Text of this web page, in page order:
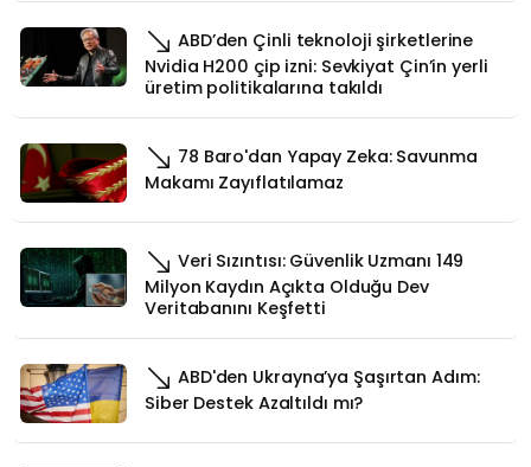
ABD’den Çinli teknoloji şirketlerine
Nvidia H200 çip izni: Sevkiyat Çin’in yerli
üretim politikalarına takıldı
78 Baro'dan Yapay Zeka: Savunma
Makamı Zayıflatılamaz
Veri Sızıntısı: Güvenlik Uzmanı 149
Milyon Kaydın Açıkta Olduğu Dev
Veritabanını Keşfetti
ABD'den Ukrayna’ya Şaşırtan Adım:
Siber Destek Azaltıldı mı?